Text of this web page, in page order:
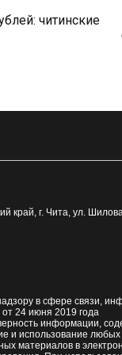
читинские
край, г. Чита, ул.
в сфере связи,
24 июня 2019 года
информации,
и использование
материалов в